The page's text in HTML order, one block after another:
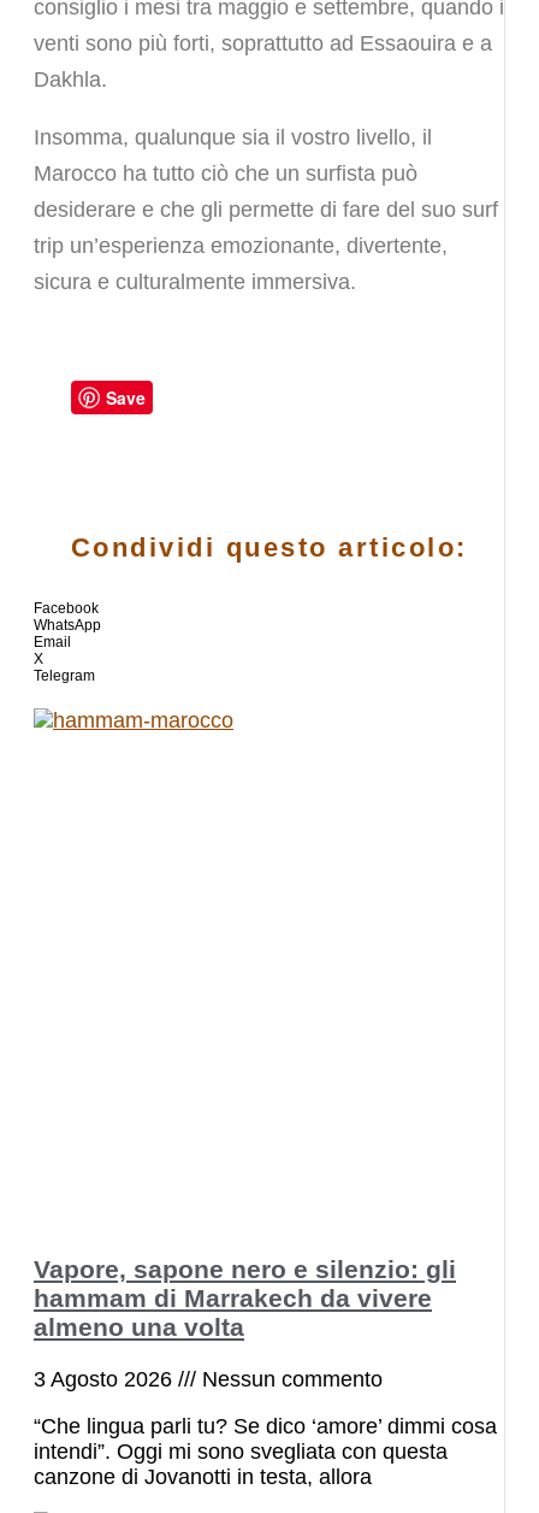
consiglio i mesi tra maggio e settembre, quando i
venti sono più forti, soprattutto ad Essaouira e a
Dakhla.
Insomma, qualunque sia il vostro livello, il
Marocco ha tutto ciò che un surfista può
desiderare e che gli permette di fare del suo surf
trip un’esperienza emozionante, divertente,
sicura e culturalmente immersiva.
Save
Condividi questo articolo:
Facebook
WhatsApp
Email
X
Telegram
Vapore, sapone nero e silenzio: gli
hammam di Marrakech da vivere
almeno una volta
3 Agosto 2026
Nessun commento
“Che lingua parli tu? Se dico ‘amore’ dimmi cosa
intendi”. Oggi mi sono svegliata con questa
canzone di Jovanotti in testa, allora